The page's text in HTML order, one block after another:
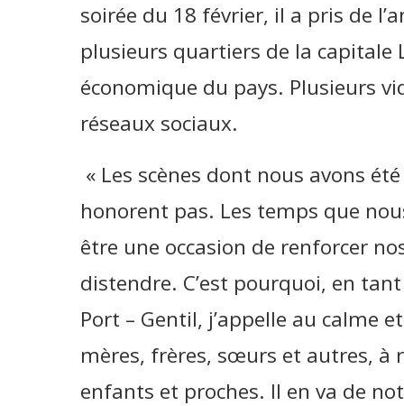
soirée du 18 février, il a pris de
plusieurs quartiers de la capitale
économique du pays. Plusieurs
réseaux sociaux.
« Les scènes dont nous avons
honorent pas. Les temps que
être une occasion de renforcer
distendre. C’est pourquoi, en
Port – Gentil, j’appelle au calme
mères, frères, sœurs et autres, à
enfants et proches. Il en va de